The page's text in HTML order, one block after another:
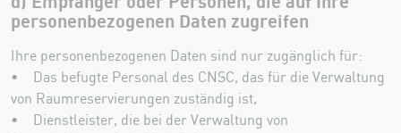
personenbezogenen Daten zugreifen
Ihre personenbezogenen Daten sind nur zugänglich für:
• Das befugte Personal des CNSC, das für die Verwaltung
von Raumreservierungen zuständig ist,
• Dienstleister, die bei der Verwaltung von